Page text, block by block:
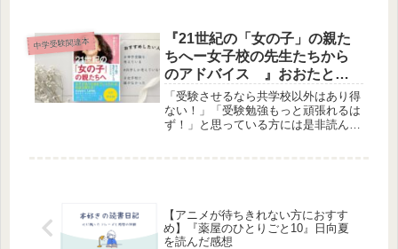
もっと気楽に、もっと自分のありのま
まに書いてよかったのだと思えます。
あっという間に書き終わるかもしれま
せんよ。
中学受験関連本
『21世紀の「女の子」の親た
ちへー女子校の先生たちから
のアドバイス 』おおたとし
まさを読んだ感想
「受験させるなら共学校以外はあり得
ない！」「受験勉強もっと頑張れるは
ず！」と思っている方には是非読んで
【アニメが待ちきれない方におすす
め】『薬屋のひとりごと10』日向夏
を読んだ感想